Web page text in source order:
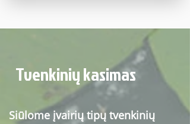
Tvenkinių kasimas
Siūlome įvairių tipų tvenkinių